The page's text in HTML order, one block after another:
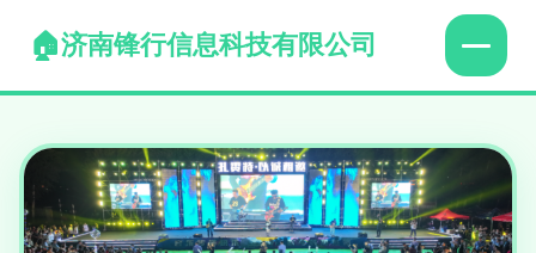
济南锋行信息科技有限公司